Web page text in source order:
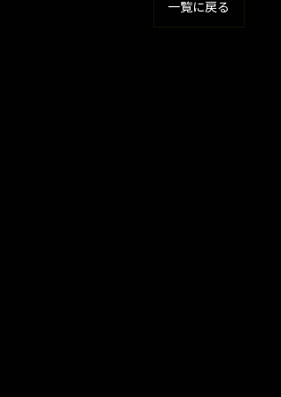
一覧に戻る